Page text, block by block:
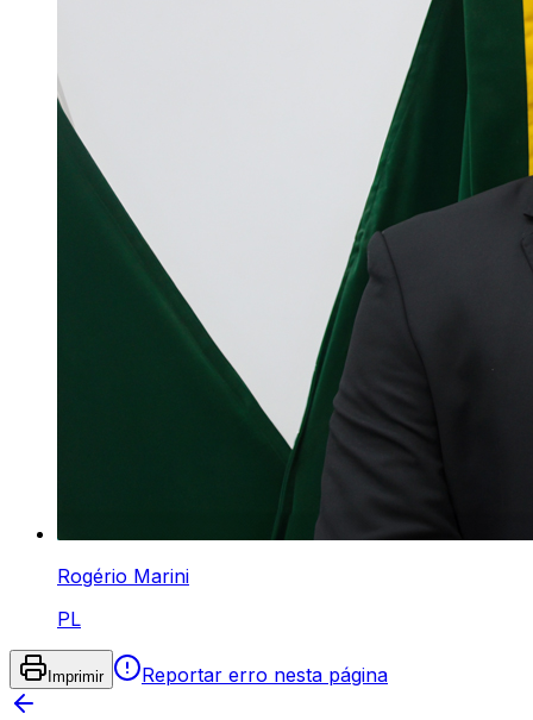
Rogério Marini
PL
Imprimir Reportar erro nesta página